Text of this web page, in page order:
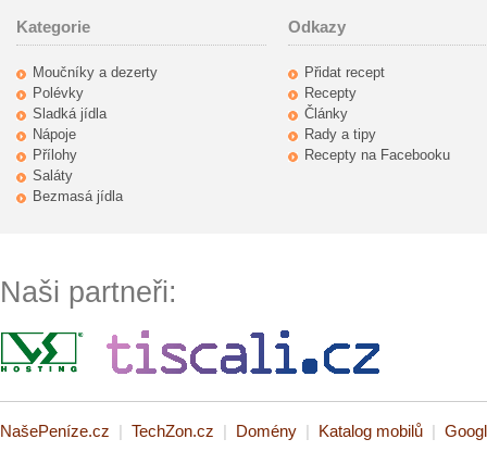
Kategorie
Moučníky a dezerty
Polévky
Sladká jídla
Nápoje
Přílohy
Saláty
Bezmasá jídla
Odkazy
Přidat recept
Recepty
Články
Rady a tipy
Recepty na Facebooku
Naši partneři:
NašePeníze.cz | TechZon.cz | Domény | Katalog mobilů |